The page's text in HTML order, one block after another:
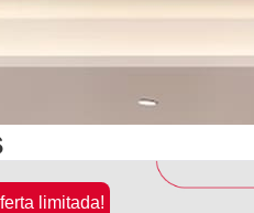
limitada!